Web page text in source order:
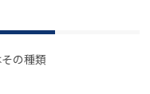
の種類